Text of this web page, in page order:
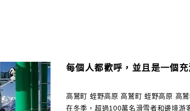
每個人都歡呼，並且是一個
高鷲町 蛭野高原 高鷲町 蛭野高原 高
在冬季，超過100萬名滑雪者和邊境游